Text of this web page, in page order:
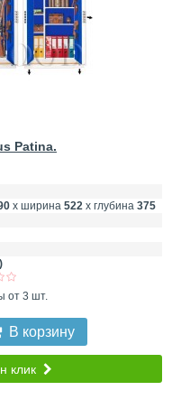
Patina.
х ширина 522 х глубина 375
от 3 шт.
В корзину
клик